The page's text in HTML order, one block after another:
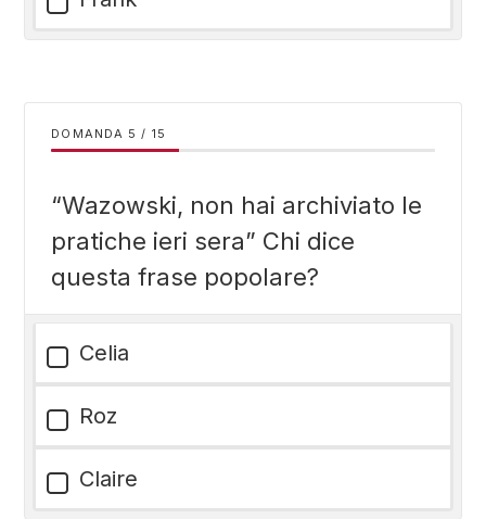
DOMANDA / 15
“Wazowski, non hai archiviato le
pratiche ieri sera” Chi dice
questa frase popolare?
Celia
Roz
Claire